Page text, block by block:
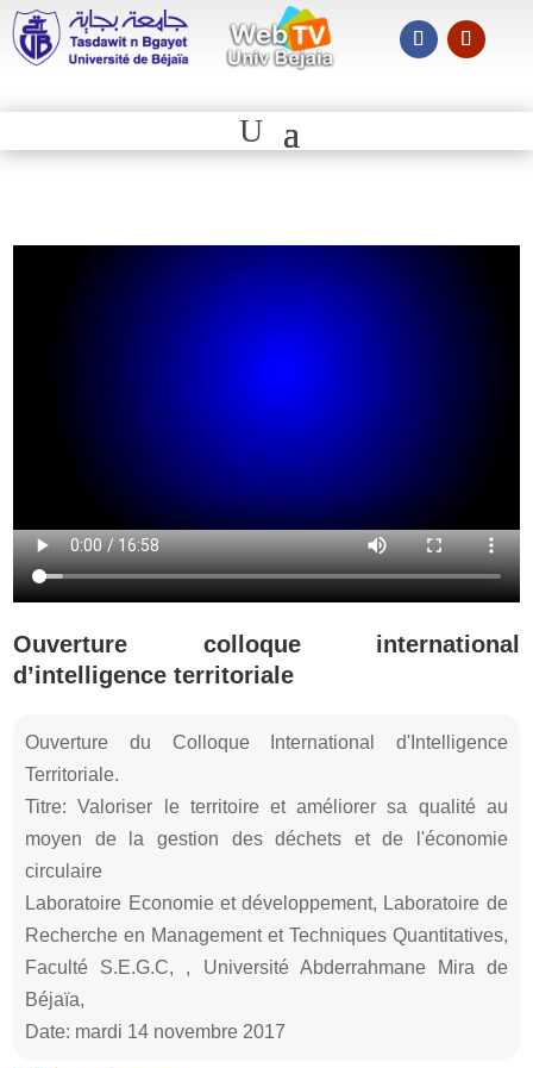
Ouverture colloque international
d’intelligence territoriale
Ouverture du Colloque International d'Intelligence
Territoriale.
Titre: Valoriser le territoire et améliorer sa qualité au
moyen de la gestion des déchets et de l'économie
circulaire
Laboratoire Economie et développement, Laboratoire de
Recherche en Management et Techniques Quantitatives,
Faculté S.E.G.C, , Université Abderrahmane Mira de
Béjaïa,
Date: mardi 14 novembre 2017